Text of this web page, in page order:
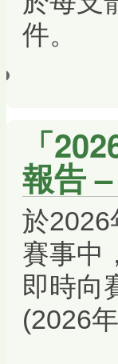
件。
「
報告
於2026
賽事中
即時向
(2026